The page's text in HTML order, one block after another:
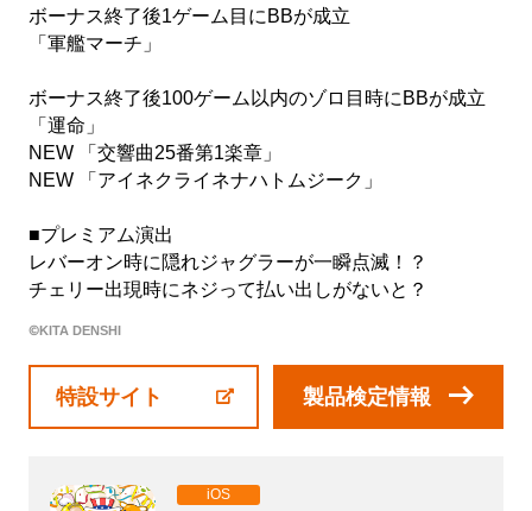
企業活動
お楽しみ機能
ボーナス終了後1ゲーム目にBBが成立
「軍艦マーチ」
ボーナス終了後100ゲーム以内のゾロ目時にBBが成立
「運命」
NEW 「交響曲25番第1楽章」
NEW 「アイネクライネナハトムジーク」
■プレミアム演出
レバーオン時に隠れジャグラーが一瞬点滅！？
チェリー出現時にネジって払い出しがないと？
©KITA DENSHI
特設サイト 製品検定情報
iOS